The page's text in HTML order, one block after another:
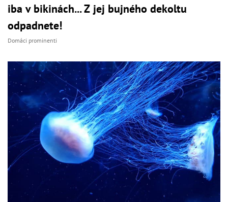
iba v bikinách... Z jej bujného dekoltu
odpadnete!
Domáci prominenti